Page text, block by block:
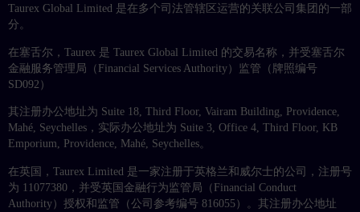
Taurex Global Limited 是在多个司法管辖区运营的关联公司集团的一部
分。
在塞舌尔，Taurex 是 Taurex Global Limited 的交易名称，并受塞舌尔
金融服务管理局（Financial Services Authority）监管（牌照编号
SD092）
其注册办公地址为 Suite 18, Third Floor, Vairam Building, Providence,
Mahé, Seychelles，实际办公地址为 Suite 3, Office 4, Third Floor, KB
Emporium, Providence, Mahé, Seychelles。
在英国，Taurex Limited 是一家注册于英格兰和威尔士的公司，注册号
为 11077380，并受英国金融行为监管局（Financial Conduct
Authority）授权和监管（公司参考编号 816055）。其注册办公地址